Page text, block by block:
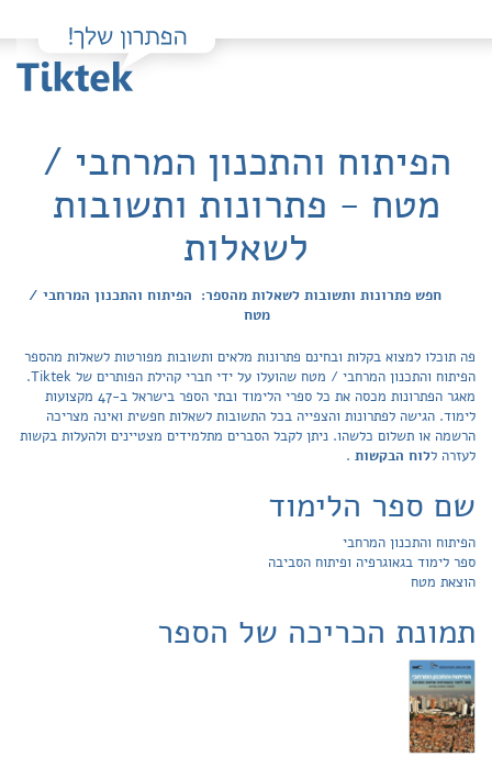
הפיתוח והתכנון המרחבי /
מטח - פתרונות ותשובות
לשאלות
חפש פתרונות ותשובות לשאלות מהספר: הפיתוח והתכנון המרחבי /
מטח
פה תוכלו למצוא בקלות ובחינם פתרונות מלאים ותשובות מפורטות לשאלות מהספר
הפיתוח והתכנון המרחבי / מטח שהועלו על ידי חברי קהילת הפותרים של Tiktek.
מאגר הפתרונות מכסה את כל ספרי הלימוד ובתי הספר בישראל ב-47 מקצועות
לימוד. הגישה לפתרונות והצפייה בכל התשובות לשאלות חפשית ואינה מצריכה
הרשמה או תשלום כלשהו. ניתן לקבל הסברים מתלמידים מצטיינים ולהעלות בקשות
לעזרה ללוח הבקשות .
שם ספר הלימוד
הפיתוח והתכנון המרחבי
ספר לימוד בגאוגרפיה ופיתוח הסביבה
הוצאת מטח
תמונת הכריכה של הספר